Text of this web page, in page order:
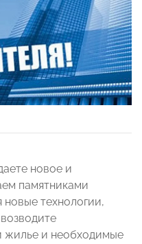
новое и
памятниками
новые технологии,
жилье и необходимые